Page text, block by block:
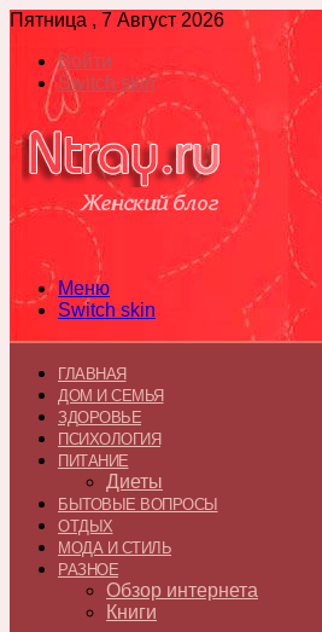
Пятница , 7 Август 2026
Войти
Switch skin
Меню
Switch skin
ГЛАВНАЯ
ДОМ И СЕМЬЯ
ЗДОРОВЬЕ
ПСИХОЛОГИЯ
ПИТАНИЕ
Диеты
БЫТОВЫЕ ВОПРОСЫ
ОТДЫХ
МОДА И СТИЛЬ
РАЗНОЕ
Обзор интернета
Книги